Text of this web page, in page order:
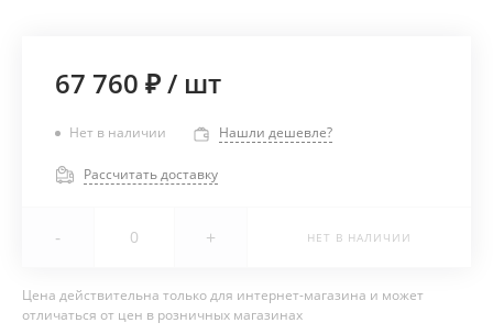
67 760 ₽/ шт
Нет в наличии Нашли дешевле?
Рассчитать доставку
- + НЕТ В НАЛИЧИИ
Цена действительна только для интернет-магазина и может
отличаться от цен в розничных магазинах